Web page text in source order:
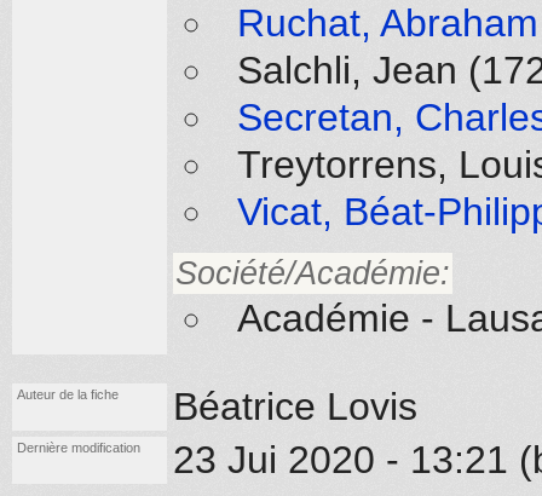
Ruchat,
Salchli, Jean
Secretan,
Treytorrens,
Vicat, Béat-
Société/Académie:
Académie -
Auteur de la fiche Béatrice Lovis
Dernière modification 23 Jui 2020 - 13:21